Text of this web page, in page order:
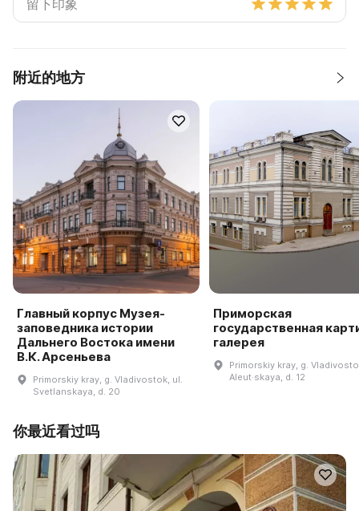
附近的地方
Главный корпус Музея-
заповедника истории
Дальнего Востока имени
В.К. Арсеньева
Primorskiy kray, g. Vladivostok, ul.
Svetlanskaya, d. 20
Приморская
государственная
галерея
Primorskiy kray, g.
Aleut·skaya, d. 12
你最近看过吗